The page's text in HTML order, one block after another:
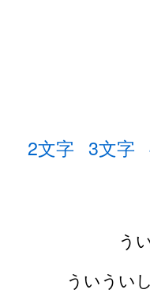
2文字 3文字
う
ういうい